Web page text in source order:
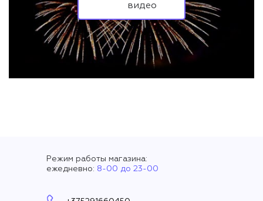
видео
Режим работы магазина:
ежедневно: 8-00 до 23-00